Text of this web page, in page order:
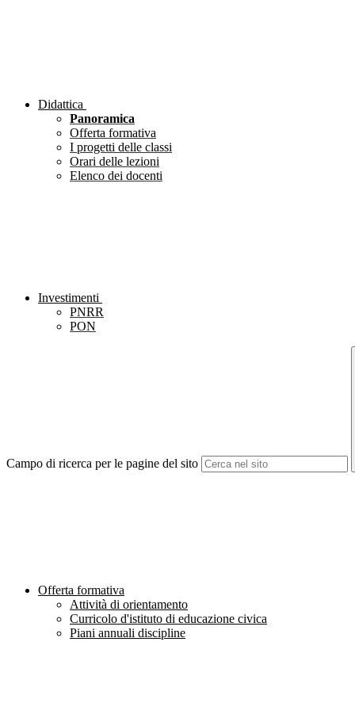
Didattica
Panoramica
Offerta formativa
I progetti delle classi
Orari delle lezioni
Elenco dei docenti
Investimenti
PNRR
PON
Campo di ricerca per le pagine del sito
Offerta formativa
Attività di orientamento
Curricolo d'istituto di educazione civica
Piani annuali discipline